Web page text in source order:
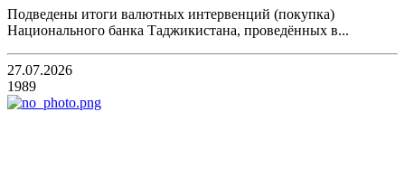
Подведены итоги валютных интервенций (покупка)
Национального банка Таджикистана, проведённых в...
27.07.2026
1989